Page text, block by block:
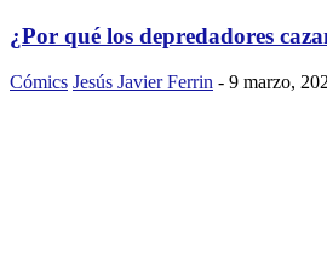
¿Por qué los depredadores
Cómics Jesús Javier Ferrin - 9 marzo,